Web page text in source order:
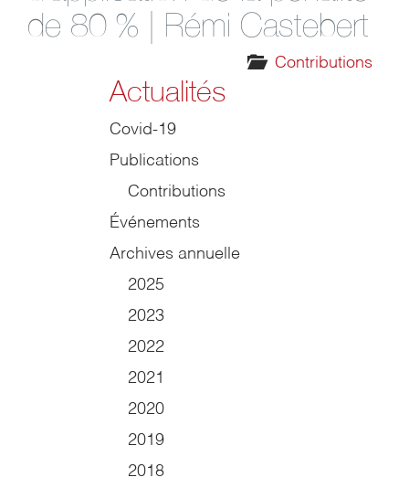
de 80 % | Rémi Castebert
Contributions
Actualités
Covid-19
Publications
Contributions
Événements
Archives annuelle
2025
2023
2022
2021
2020
2019
2018